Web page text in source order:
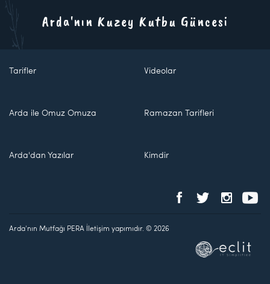
Arda'nın Kuzey Kutbu Güncesi
Tarifler Videolar
Arda ile Omuz Omuza Ramazan Tarifleri
Arda'dan Yazılar Kimdir
Arda'nın Mutfağı PERA İletişim yapımıdır. © 2026